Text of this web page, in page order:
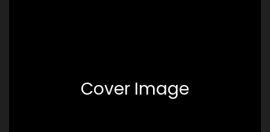
Cover Image